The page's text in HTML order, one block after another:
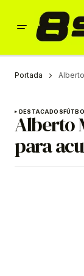
Portada
DESTACADOS
Alberto
para